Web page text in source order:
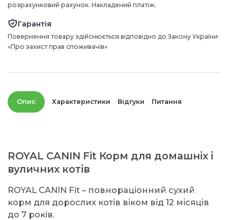
розрахунковий рахунок. Накладений платіж.
Гарантія
Повернення товару здійснюється відповідно до Закону України
«Про захист прав споживачів»
Опис Характеристики Відгуки Питання
ROYAL CANIN Fit Корм для домашніх і
вуличних котів
ROYAL CANIN Fit – повнораціонний сухий
корм для дорослих котів віком від 12 місяців
до 7 років.